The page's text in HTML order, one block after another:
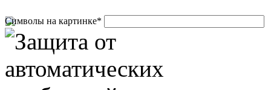
Символы на картинке*